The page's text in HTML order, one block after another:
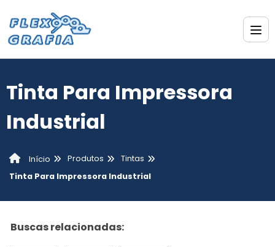
Tinta Para Impressora
Industrial
Início Produtos
Tintas
Tinta Para Impressora Industrial
Buscas relacionadas: